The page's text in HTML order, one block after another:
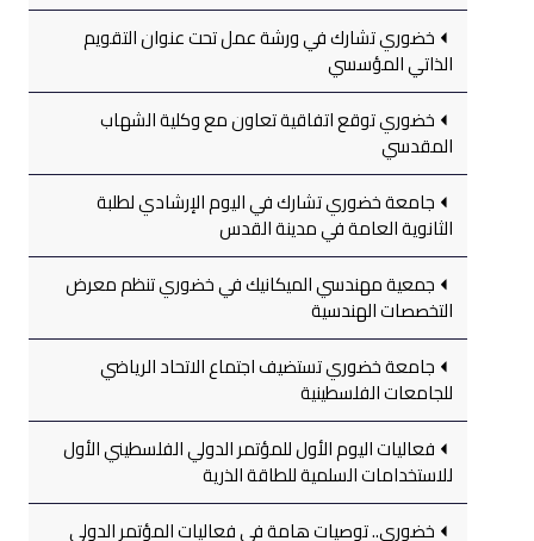
خضوري تشارك في ورشة عمل تحت عنوان التقويم
الذاتي المؤسسي
خضوري توقع اتفاقية تعاون مع وكلية الشهاب
المقدسي
جامعة خضوري تشارك في اليوم الإرشادي لطلبة
الثانوية العامة في مدينة القدس
جمعية مهندسي الميكانيك في خضوري تنظم معرض
التخصصات الهندسية
جامعة خضوري تستضيف اجتماع الاتحاد الرياضي
للجامعات الفلسطينية
فعاليات اليوم الأول للمؤتمر الدولي الفلسطيني الأول
للاستخدامات السلمية للطاقة الذرية
خضوري.. توصيات هامة في فعاليات المؤتمر الدولي